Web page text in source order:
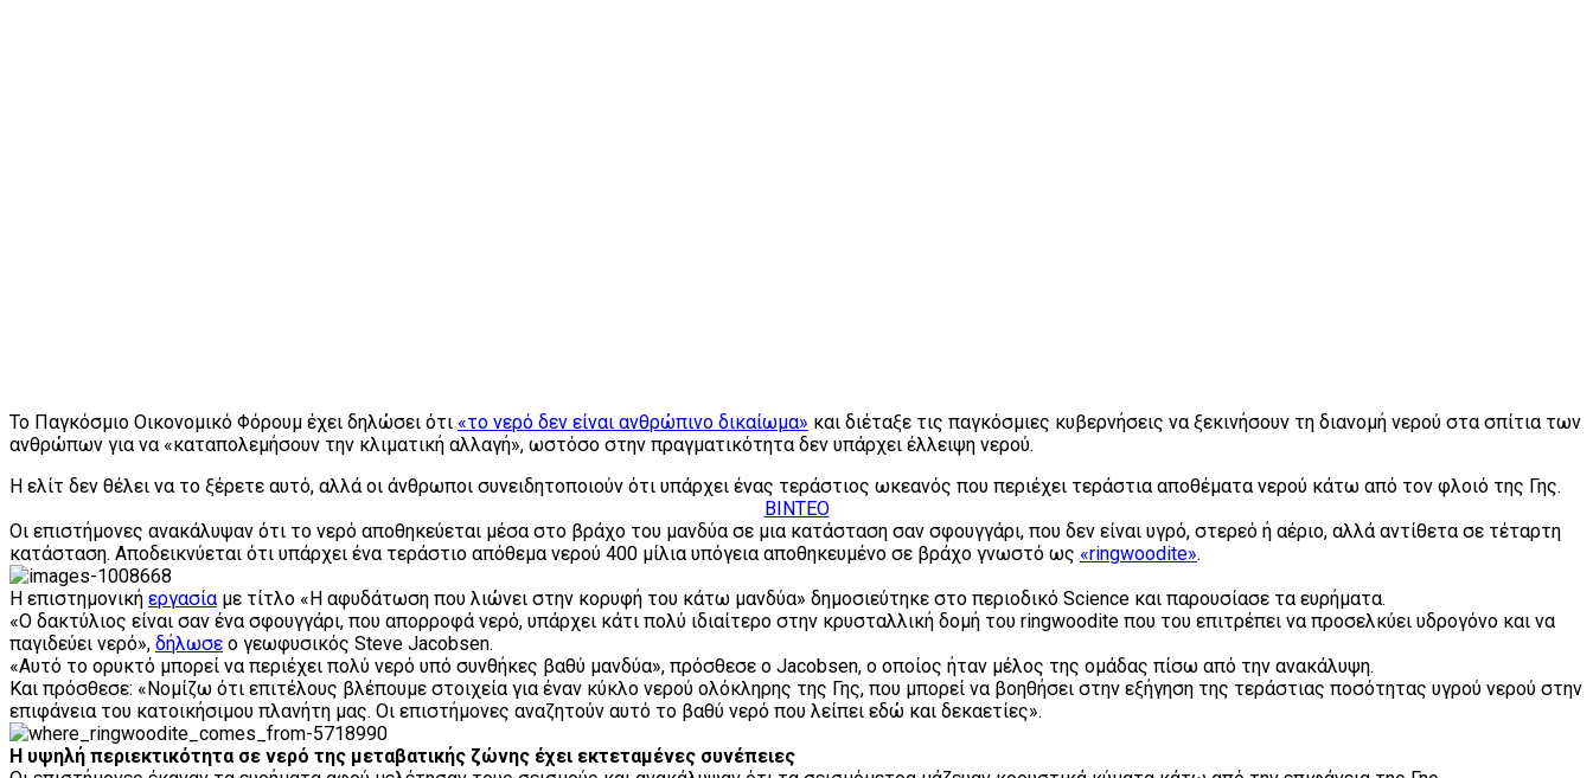
Το Παγκόσμιο Οικονομικό Φόρουμ έχει δηλώσει ότι «το νερό δεν είναι ανθρώπινο δικαίωμα» και διέταξε τις παγκόσμιες κυβερνήσεις να ξεκινήσουν τη διανομή νερού στα σπίτια των
ανθρώπων για να «καταπολεμήσουν την κλιματική αλλαγή», ωστόσο στην πραγματικότητα δεν υπάρχει έλλειψη νερού.
Η ελίτ δεν θέλει να το ξέρετε αυτό, αλλά οι άνθρωποι συνειδητοποιούν ότι υπάρχει ένας τεράστιος ωκεανός που περιέχει τεράστια αποθέματα νερού κάτω από τον φλοιό της Γης.
ΒΙΝΤΕΟ
Οι επιστήμονες ανακάλυψαν ότι το νερό αποθηκεύεται μέσα στο βράχο του μανδύα σε μια κατάσταση σαν σφουγγάρι, που δεν είναι υγρό, στερεό ή αέριο, αλλά αντίθετα σε τέταρτη
κατάσταση. Αποδεικνύεται ότι υπάρχει ένα τεράστιο απόθεμα νερού 400 μίλια υπόγεια αποθηκευμένο σε βράχο γνωστό ως «ringwoodite».
Η επιστημονική εργασίαμε τίτλο «Η αφυδάτωση που λιώνει στην κορυφή του κάτω μανδύα» δημοσιεύτηκε στο περιοδικό Science και παρουσίασε τα ευρήματα.
«Ο δακτύλιος είναι σαν ένα σφουγγάρι, που απορροφά νερό, υπάρχει κάτι πολύ ιδιαίτερο στην κρυσταλλική δομή του ringwoodite που του επιτρέπει να προσελκύει υδρογόνο και να
παγιδεύει νερό», δήλωσε ο γεωφυσικός Steve Jacobsen.
«Αυτό το ορυκτό μπορεί να περιέχει πολύ νερό υπό συνθήκες βαθύ μανδύα», πρόσθεσε ο Jacobsen, ο οποίος ήταν μέλος της ομάδας πίσω από την ανακάλυψη.
Και πρόσθεσε: «Νομίζω ότι επιτέλους βλέπουμε στοιχεία για έναν κύκλο νερού ολόκληρης της Γης, που μπορεί να βοηθήσει στην εξήγηση της τεράστιας ποσότητας υγρού νερού στην
επιφάνεια του κατοικήσιμου πλανήτη μας. Οι επιστήμονες αναζητούν αυτό το βαθύ νερό που λείπει εδώ και δεκαετίες».
Η υψηλή περιεκτικότητα σε νερό της μεταβατικής ζώνης έχει εκτεταμένες συνέπειες